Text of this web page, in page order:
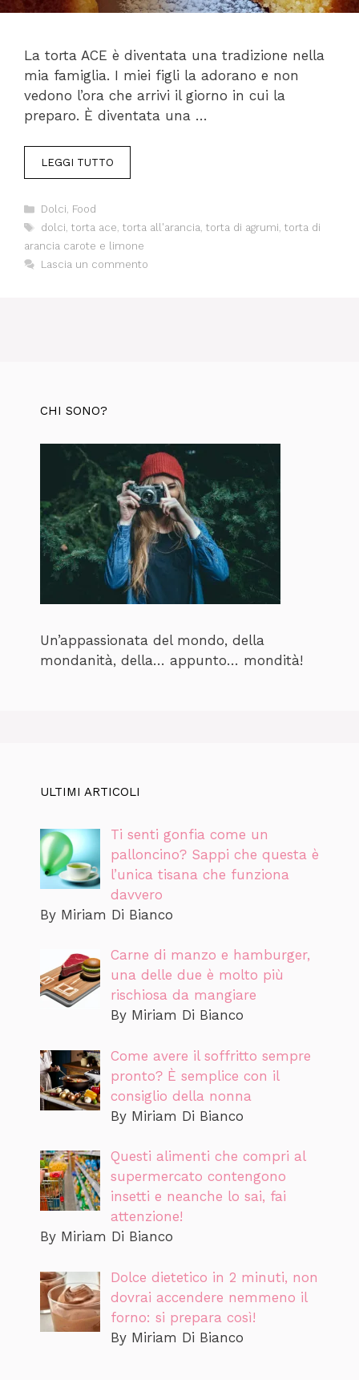
La torta ACE è diventata una tradizione nella
mia famiglia. I miei figli la adorano e non
vedono l’ora che arrivi il giorno in cui la
preparo. È diventata una …
LEGGI TUTTO
Categorie
Dolci, Food
Tag
dolci, torta ace, torta all'arancia, torta di agrumi, torta di
arancia carote e limone
Lascia un commento
CHI SONO?
Un’appassionata del mondo, della
mondanità, della… appunto… mondità!
ULTIMI ARTICOLI
Ti senti gonfia come un
palloncino? Sappi che questa è
l’unica tisana che funziona
davvero
By Miriam Di Bianco
Carne di manzo e hamburger,
una delle due è molto più
rischiosa da mangiare
By Miriam Di Bianco
Come avere il soffritto sempre
pronto? È semplice con il
consiglio della nonna
By Miriam Di Bianco
Questi alimenti che compri al
supermercato contengono
insetti e neanche lo sai, fai
attenzione!
By Miriam Di Bianco
Dolce dietetico in 2 minuti, non
dovrai accendere nemmeno il
forno: si prepara così!
By Miriam Di Bianco